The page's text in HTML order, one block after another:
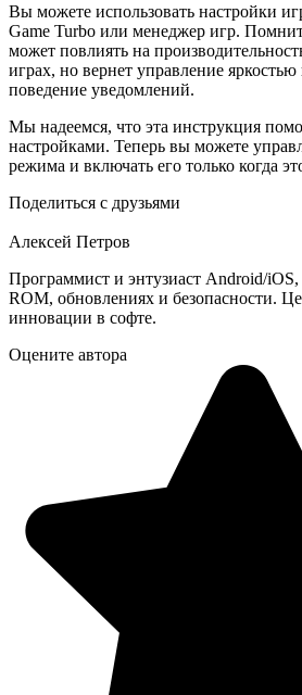
Вы можете использовать настройки
Game Turbo или менеджер игр.
может повлиять на
играх, но вернет управление яркостью
поведение уведомлений.
Мы надеемся, что эта инструкция
настройками. Теперь вы можете
режима и включать его только когда
Поделиться с друзьями
Алексей Петров
Программист и энтузиаст Android/
ROM, обновлениях и безопасности.
инновации в софте.
Оцените автора